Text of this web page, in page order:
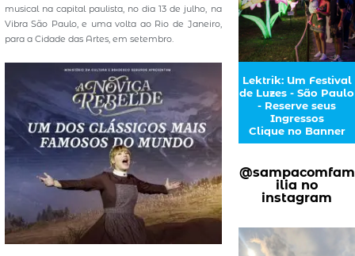
musical na capital paulista, no dia 13 de julho, na
Vibra São Paulo, e uma volta ao Rio de Janeiro,
para a Cidade das Artes, em setembro.
Lektrik: Um Festival
de Luzes - São Paulo
- Reserve seus
Ingressos
Clique no Banner
@sampacomfam
ilia no
instagram